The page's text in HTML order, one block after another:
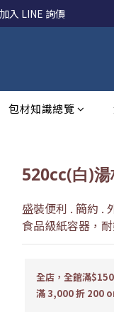
入 LINE 詢價
包材知識總覽
520cc(白)
盛裝便利 . 簡約 .
食品級紙容器，耐
全店，全館滿
滿 3,000 折 200